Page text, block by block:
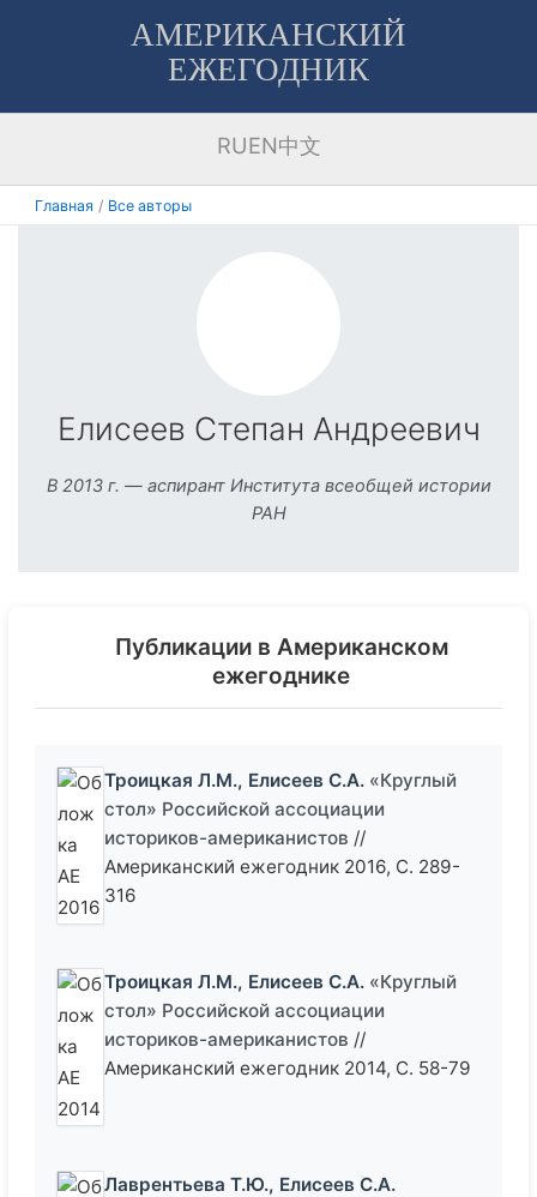
АМЕРИКАНСКИЙ
ЕЖЕГОДНИК
RUEN中文
Главная Все авторы
Елисеев Степан Андреевич
В 2013 г. — аспирант Института всеобщей истории
РАН
Публикации в Американском
ежегоднике
Троицкая Л.М., Елисеев С.А. «Круглый
стол» Российской ассоциации
историков-американистов //
Американский ежегодник 2016, С. 289-
316
Троицкая Л.М., Елисеев С.А. «Круглый
стол» Российской ассоциации
историков-американистов //
Американский ежегодник 2014, С. 58-79
Лаврентьева Т.Ю., Елисеев С.А.